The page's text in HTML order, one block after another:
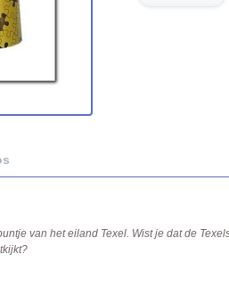
van het eiland Texel. Wist je dat de